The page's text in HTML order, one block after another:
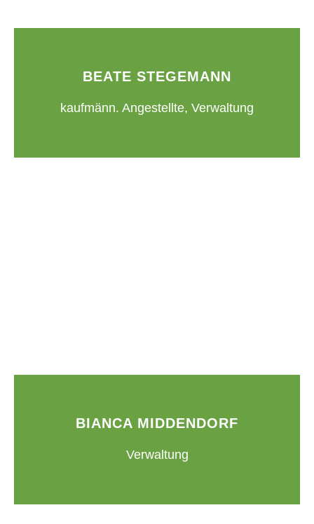
BEATE STEGEMANN
kaufmänn. Angestellte, Verwaltung
BIANCA MIDDENDORF
Verwaltung